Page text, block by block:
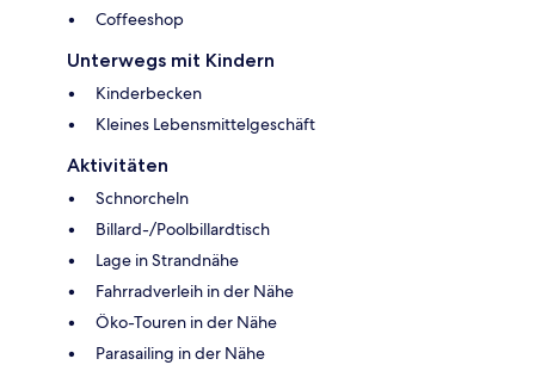
Coffeeshop
Unterwegs mit Kindern
Kinderbecken
Kleines Lebensmittelgeschäft
Aktivitäten
Schnorcheln
Billard-/Poolbillardtisch
Lage in Strandnähe
Fahrradverleih in der Nähe
Öko-Touren in der Nähe
Parasailing in der Nähe